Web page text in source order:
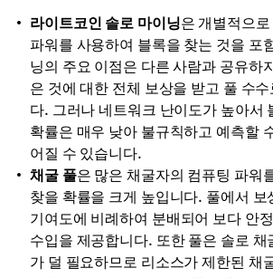
라이트코인 솔로 마이닝은 개별적으
파워를 사용하여 블록을 찾는 것을 포
닝의 주요 이점은 다른 사람과 공유하
은 것에 대한 전체 보상을 받고 풀 수
다. 그러나 네트워크 난이도가 높아서
확률은 매우 낮아 불규칙하고 예측할
어질 수 있습니다.
채굴 풀은 많은 채굴자의 컴퓨팅 파워
찾을 확률을 크게 높입니다. 풀에서 보
기여도에 비례하여 분배되어 보다 안
수입을 제공합니다. 또한 풀은 솔로 채
가 덜 필요하므로 리소스가 제한된 채